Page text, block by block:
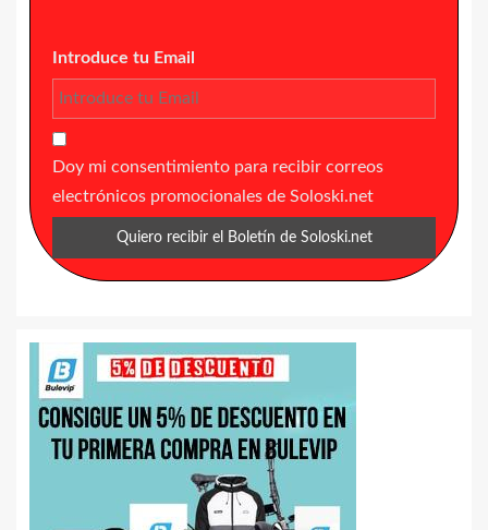
Introduce tu Email
Doy mi consentimiento para recibir correos
electrónicos promocionales de Soloski.net